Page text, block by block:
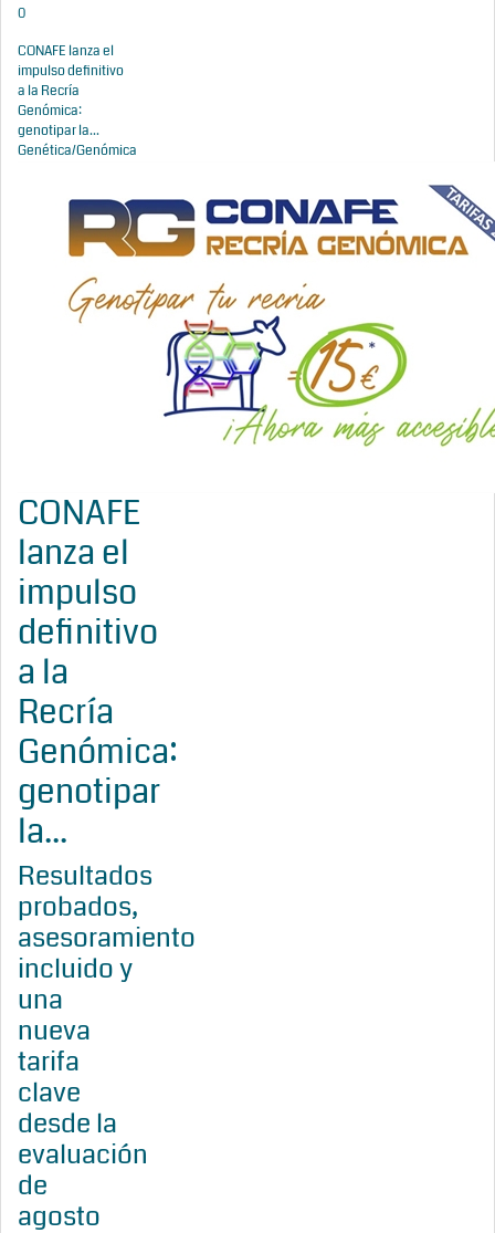
0
CONAFE lanza el
impulso definitivo
a la Recría
Genómica:
genotipar la...
Genética/Genómica
CONAFE
lanza el
impulso
definitivo
a la
Recría
Genómica:
genotipar
la...
Resultados
probados,
asesoramiento
incluido y
una
nueva
tarifa
clave
desde la
evaluación
de
agosto